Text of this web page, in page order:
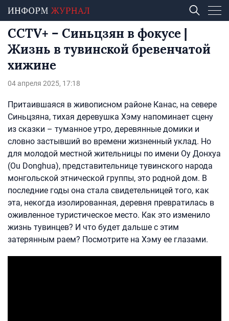
CCTV+ – Синьцзян в фокусе |
Жизнь в тувинской бревенчатой
хижине
04 апреля 2025, 17:18
Притаившаяся в живописном районе Канас, на севере
Синьцзяна, тихая деревушка Хэму напоминает сцену
из сказки – туманное утро, деревянные домики и
словно застывший во времени жизненный уклад. Но
для молодой местной жительницы по имени Оу Донхуа
(Ou Donghua), представительнице тувинского народа
монгольской этнической группы, это родной дом. В
последние годы она стала свидетельницей того, как
эта, некогда изолированная, деревня превратилась в
оживленное туристическое место. Как это изменило
жизнь тувинцев? И что будет дальше с этим
затерянным раем? Посмотрите на Хэму ее глазами.